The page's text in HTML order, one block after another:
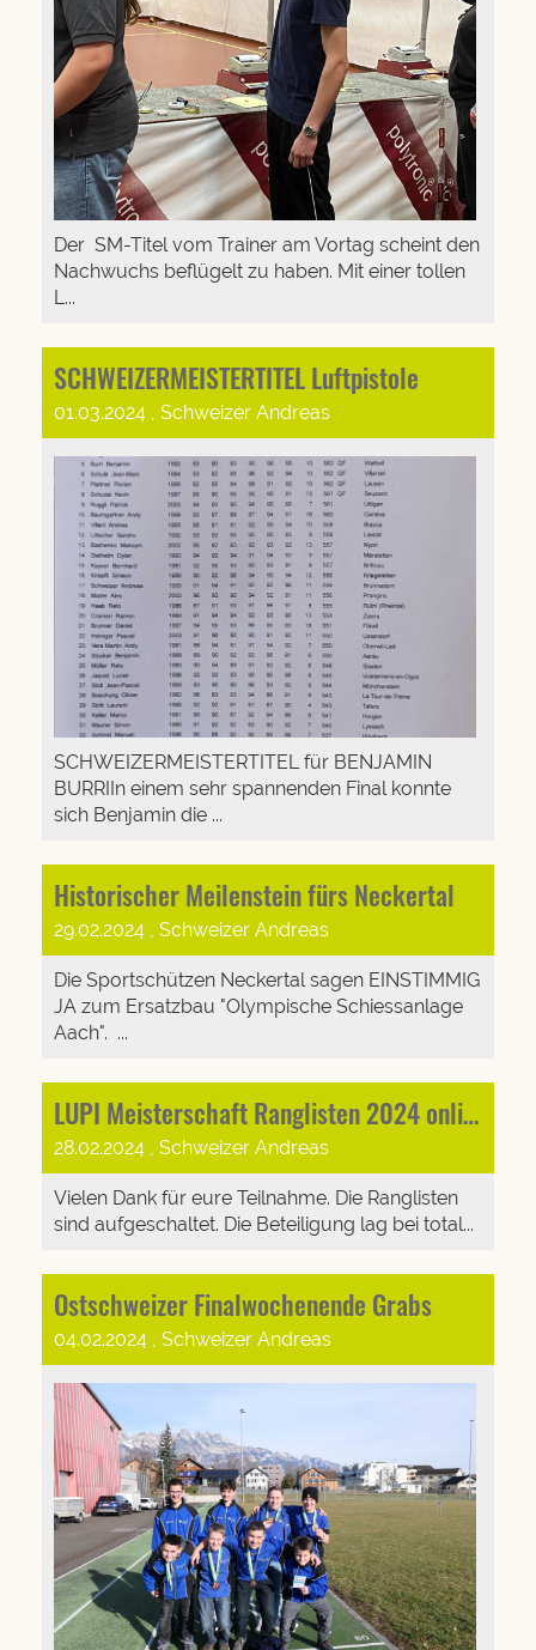
Der SM-Titel vom Trainer am Vortag scheint den
Nachwuchs beflügelt zu haben. Mit einer tollen
L...
SCHWEIZERMEISTERTITEL Luftpistole
01.03.2024 , Schweizer Andreas
SCHWEIZERMEISTERTITEL für BENJAMIN
BURRIIn einem sehr spannenden Final konnte
sich Benjamin die ...
Historischer Meilenstein fürs Neckertal
29.02.2024 , Schweizer Andreas
Die Sportschützen Neckertal sagen EINSTIMMIG
JA zum Ersatzbau "Olympische Schiessanlage
Aach". ...
LUPI Meisterschaft Ranglisten 2024 online
28.02.2024 , Schweizer Andreas
Vielen Dank für eure Teilnahme. Die Ranglisten
sind aufgeschaltet. Die Beteiligung lag bei total...
Ostschweizer Finalwochenende Grabs
04.02.2024 , Schweizer Andreas